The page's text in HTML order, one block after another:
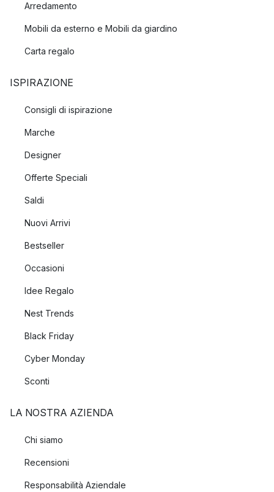
Arredamento
Mobili da esterno e Mobili da giardino
Carta regalo
ISPIRAZIONE
Consigli di ispirazione
Marche
Designer
Offerte Speciali
Saldi
Nuovi Arrivi
Bestseller
Occasioni
Idee Regalo
Nest Trends
Black Friday
Cyber Monday
Sconti
LA NOSTRA AZIENDA
Chi siamo
Recensioni
Responsabilità Aziendale